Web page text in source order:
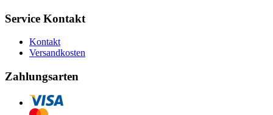
Service Kontakt
Kontakt
Versandkosten
Zahlungsarten